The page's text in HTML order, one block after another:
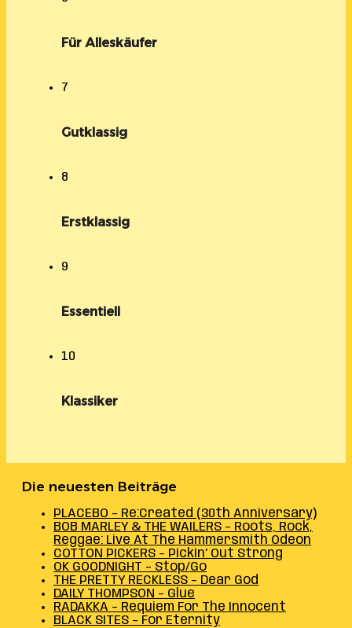
Für Alleskäufer
7
Gutklassig
8
Erstklassig
9
Essentiell
10
Klassiker
Die neuesten Beiträge
PLACEBO – Re:Created (30th Anniversary)
BOB MARLEY & THE WAILERS – Roots, Rock,
Reggae: Live At The Hammersmith Odeon
COTTON PICKERS – Pickin’ Out Strong
OK GOODNIGHT – Stop/Go
THE PRETTY RECKLESS – Dear God
DAILY THOMPSON – Glue
RADAKKA – Requiem For The Innocent
BLACK SITES – For Eternity